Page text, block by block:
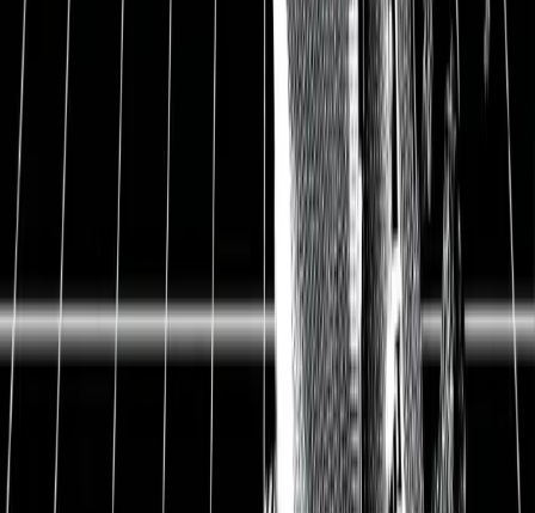
Update
Dividendenstrategie 3/3: Wie
meine Ziele als
Dividendeninvestor aussehen
und was ich bisher erreicht
habe
28.04.2021